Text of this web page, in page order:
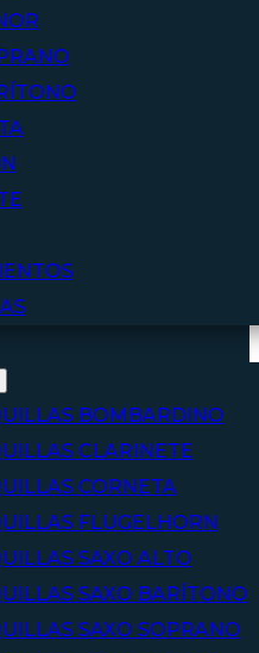
BOMBARDINO
CLARINETE
CORNETA
FLUGELHORN
SAXO ALTO
SAXO BARÍTONO
SAXO SOPRANO